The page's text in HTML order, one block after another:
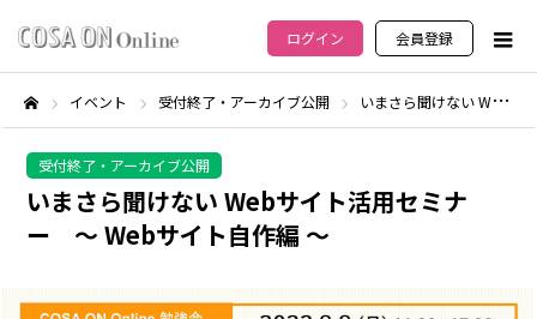
ログイン 会員登録
イベント 受付終了・アーカイブ公開 いまさら聞けない Webサイト活用セミナー ～ Webサイト自作編 ～
受付終了・アーカイブ公開
いまさら聞けない Webサイト活用セミナ
ー ～ Webサイト自作編 ～